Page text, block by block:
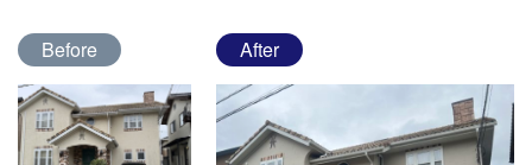
Before After